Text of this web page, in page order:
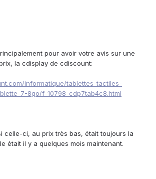
pour avoir votre avis sur une
la cdisplay de cdiscount:
informatique/tablettes-tactiles-
7-8go/f-10798-cdp7tab4c8.html
celle-ci, au prix très bas, était toujours la
était il y a quelques mois maintenant.